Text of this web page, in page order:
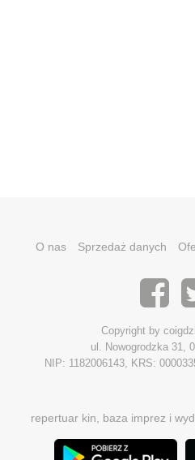
O nas Sprzedaż danych
Copyright by
ul. Nowogrodzka 31,
NIP: 1182006143, KRS:
repertuar kin, baza imprez i